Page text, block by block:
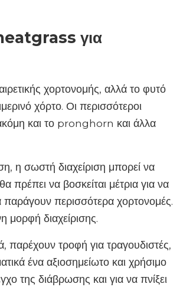
για
χορτονομής, αλλά το φυτό
χόρτο. Οι περισσότεροι
και το pronghorn και άλλα
η σωστή διαχείριση μπορεί να
να βοσκείται μέτρια για να
περισσότερα χορτονομές.
μορφή διαχείρισης.
τροφή για τραγουδιστές,
ένα αξιοσημείωτο και χρήσιμο
της διάβρωσης και για να πνίξει